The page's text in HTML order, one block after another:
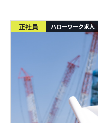
正社員 ハローワーク求人